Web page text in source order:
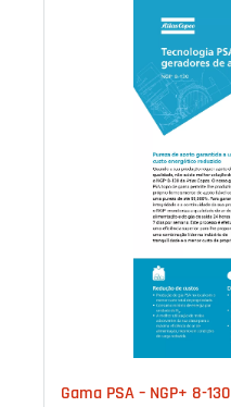
Gama PSA – NGP+ 8-130